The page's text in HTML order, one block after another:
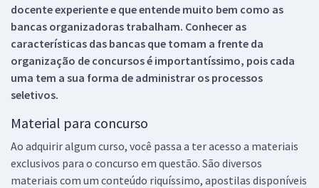
docente experiente e que entende muito bem como as
bancas organizadoras trabalham. Conhecer as
características das bancas que tomam a frente da
organização de concursos é importantíssimo, pois cada
uma tem a sua forma de administrar os processos
seletivos.
Material para concurso
Ao adquirir algum curso, você passa a ter acesso a materiais
exclusivos para o concurso em questão. São diversos
materiais com um conteúdo riquíssimo, apostilas disponíveis